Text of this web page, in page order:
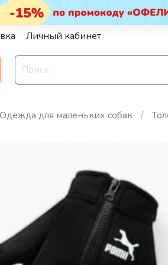
Личный кабинет
Одежда для маленьких собак